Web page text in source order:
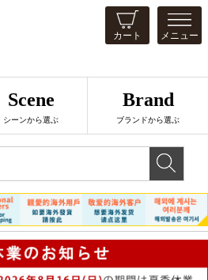
カート メニュー
Scene
シーンから選ぶ
Brand
ブランドから選ぶ